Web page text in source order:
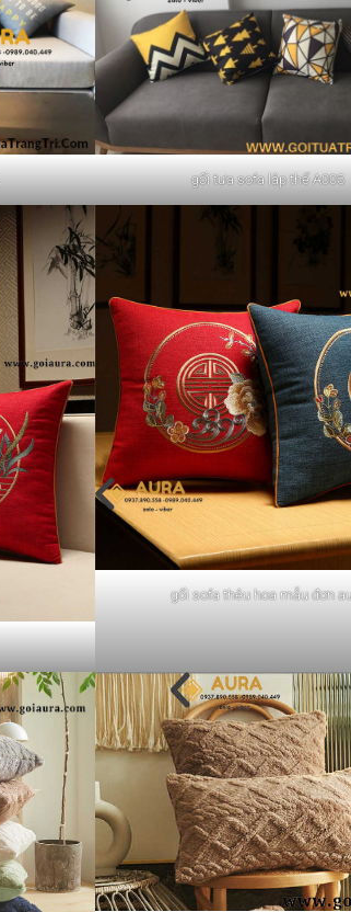
gối tựa sofa lập thể A005
gối sofa thêu hoa mẫu đơn